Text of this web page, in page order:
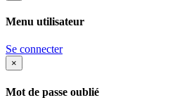
Menu utilisateur
Se connecter
×
Mot de passe oublié